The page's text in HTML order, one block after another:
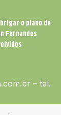
o plano de
Fernandes
– tel.